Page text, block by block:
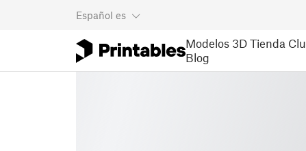
Español es
Modelos 3D Tienda
Blog